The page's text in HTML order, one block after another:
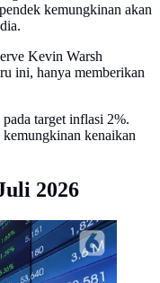
kemungkinan akan
Kevin Warsh
ini, hanya memberikan
target inflasi 2%.
kemungkinan kenaikan
2026